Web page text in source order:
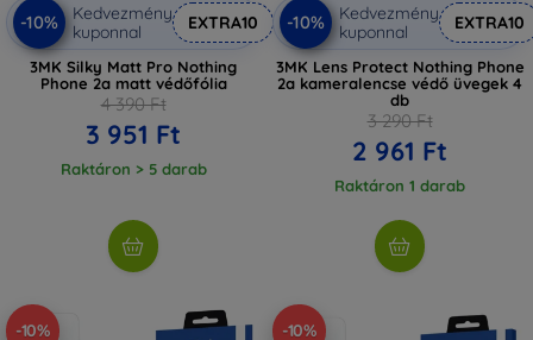
-10%
Kedvezmény
kuponnal
EXTRA10
3MK Silky Matt Pro Nothing
Phone 2a matt védőfólia
4 390 Ft
3 951 Ft
Raktáron > 5 darab
-10%
Kedvezmény
kuponnal
EXTRA10
3MK Lens Protect Nothing Phone
2a kameralencse védő üvegek 4
db
3 290 Ft
2 961 Ft
Raktáron 1 darab
-10% -10%